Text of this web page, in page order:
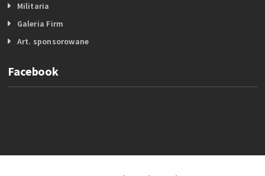
Militaria
Galeria Firm
Art. sponsorowane
Facebook